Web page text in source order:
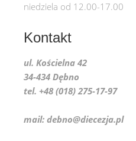
niedziela od 12.00-17.00
Kontakt
ul. Kościelna 42
34-434 Dębno
tel. +48 (018) 275-17-97
mail: debno@diecezja.pl